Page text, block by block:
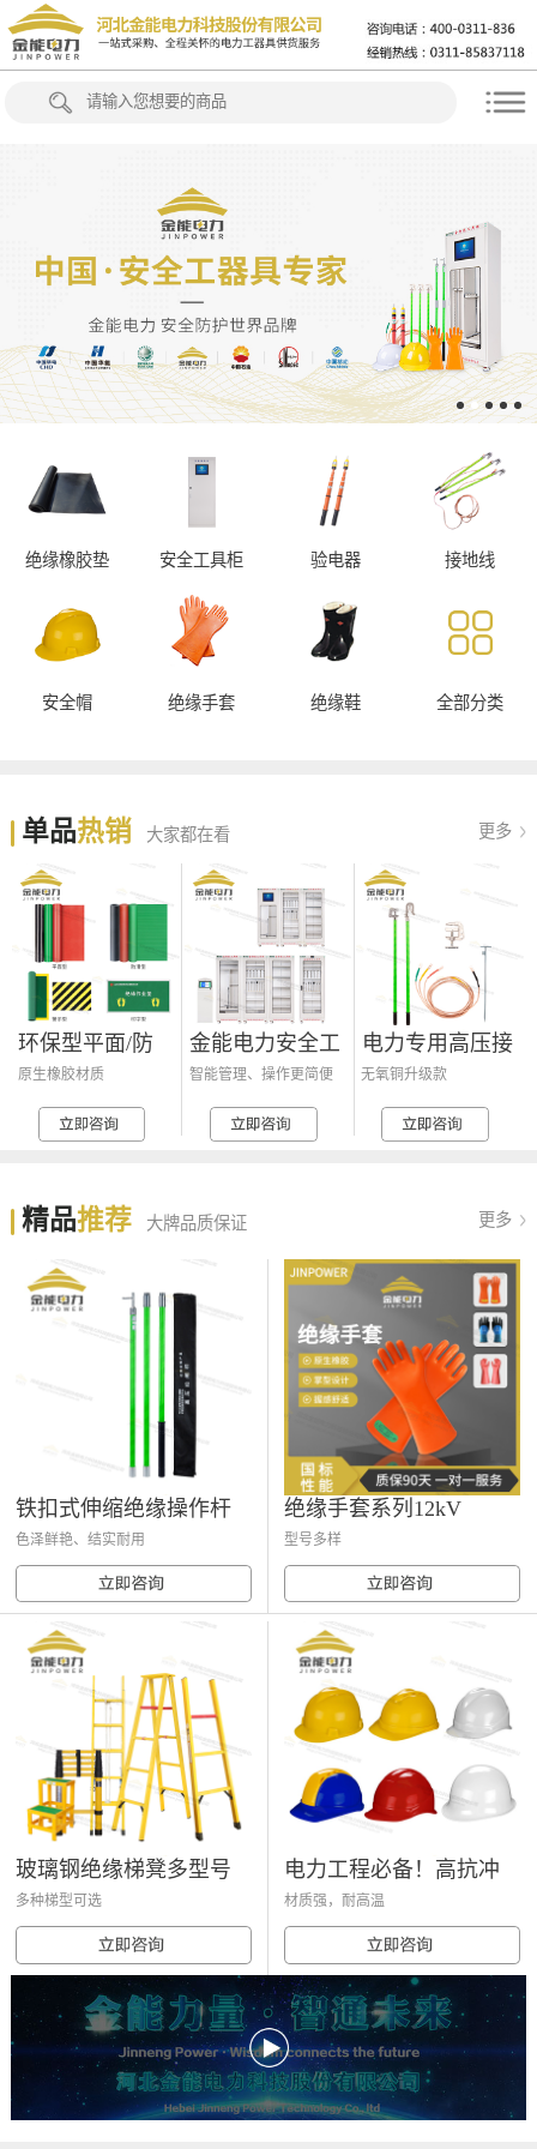
绝缘橡胶垫 安全工具柜 验电器 接地线
安全帽 绝缘手套 绝缘鞋 全部分类
单品热销 大家都在看 更多
环保型平面/防
原生橡胶材质
金能电力安全工
智能管理、操作更简便
电力专用高压接
无氧铜升级款
精品推荐 大牌品质保证 更多
铁扣式伸缩绝缘操作杆
色泽鲜艳、结实耐用
绝缘手套系列12kV
型号多样
玻璃钢绝缘梯凳多型号
多种梯型可选
电力工程必备！高抗冲
材质强，耐高温